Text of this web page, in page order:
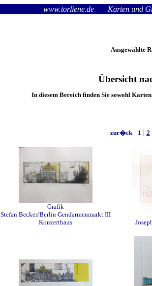
www.torliene.de Karten und
Ausgewählte
Übersicht
In diesem Bereich finden Sie sowohl
zur�ck 1 | 2
Grafik
Stefan Becker/Berlin Gendarmenmarkt III
Konzerthaus